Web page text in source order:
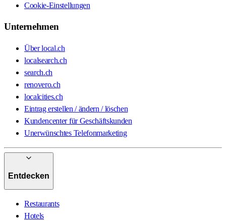
Cookie-Einstellungen
Unternehmen
Über local.ch
localsearch.ch
search.ch
renovero.ch
localcities.ch
Eintrag erstellen / ändern / löschen
Kundencenter für Geschäftskunden
Unerwünschtes Telefonmarketing
Entdecken
Restaurants
Hotels